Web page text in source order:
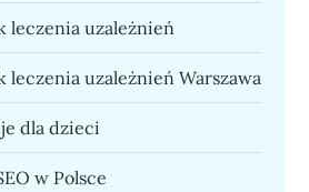
leczenia uzależnień
leczenia uzależnień Warszawa
dla dzieci
w Polsce